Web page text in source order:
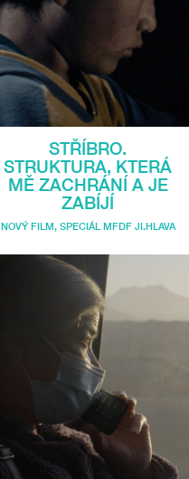
STŘÍBRO.
STRUKTURA, KTERÁ
MĚ ZACHRÁNÍ A JE
ZABÍJÍ
NOVÝ FILM, SPECIÁL MFDF JI.HLAVA